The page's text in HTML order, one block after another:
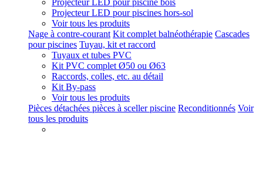
Projecteur LED pour piscine bois
Projecteur LED pour piscines hors-sol
Voir tous les produits
Nage à contre-courant Kit complet balnéothérapie Cascades
pour piscines Tuyau, kit et raccord
Tuyaux et tubes PVC
Kit PVC complet Ø50 ou Ø63
Raccords, colles, etc. au détail
Kit By-pass
Voir tous les produits
Pièces détachées pièces à sceller piscine Reconditionnés Voir
tous les produits